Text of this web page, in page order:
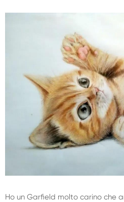
Ho un Garfield molto carino che